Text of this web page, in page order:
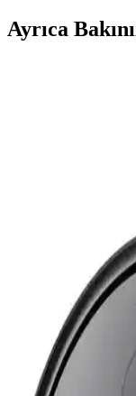
Ayrıca
ve Güçlü
Blaupunkt S10
performansıyla kuru
uzun pil ömrüyle ev
Tefal RG9075
Süpürge
Tefal RG9075 X-